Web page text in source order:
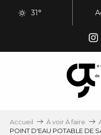
31°
Accueil À voir À faire
POINT D'EAU POTABLE DE